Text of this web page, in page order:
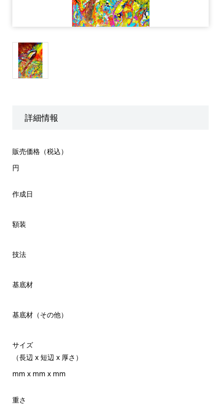
詳細情報
販売価格（税込）
円
作成日
額装
技法
基底材
基底材（その他）
サイズ
（長辺 x 短辺 x 厚さ）
mm x mm x mm
重さ